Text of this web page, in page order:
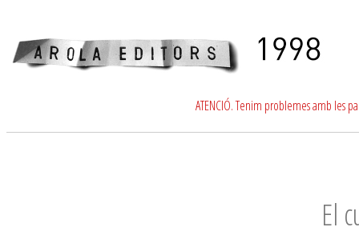
ATENCIÓ. Tenim problemes amb les
El